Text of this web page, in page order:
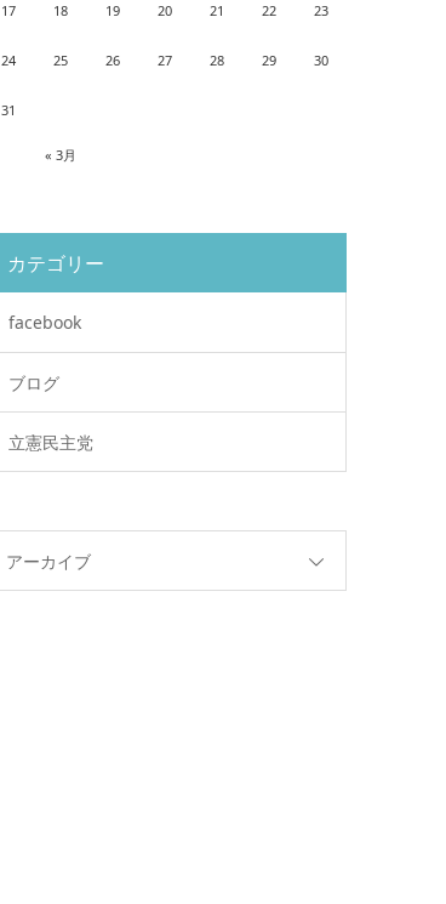
« 3月
17 18 19 20 21 22 23
24 25 26 27 28 29 30
31
カテゴリー
facebook
ブログ
立憲民主党
アーカイブ